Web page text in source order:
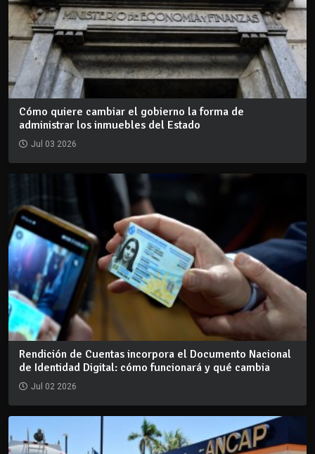
Cómo quiere cambiar el gobierno la forma de
administrar los inmuebles del Estado
Jul 03 2026
Rendición de Cuentas incorpora el Documento Nacional
de Identidad Digital: cómo funcionará y qué cambia
Jul 02 2026